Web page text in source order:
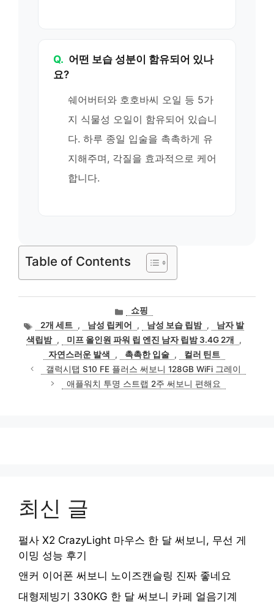
Q. 어떤 보습 성분이 함유되어 있나
요?
쉐어버터와 호호바씨 오일 등 5가
지 식물성 오일이 함유되어 있습니
다. 하루 종일 입술을 촉촉하게 유
지해주며, 각질을 효과적으로 케어
합니다.
Table of Contents
카
테
고
리
쇼핑
태
그
2개 세트 , 남성 립케어 , 남성 보습 립밤 ,
남자 발
색립밤 , 미프 올인원 파워 립 엔진 남자 립밤 3.4G 2개
,
자연스러운 발색
, 촉촉한 입술 ,
컬러 틴트
갤럭시탭 S10 FE 플러스 써보니 128GB WiFi 그레이
애플워치 투명 스트랩 2주 써보니 편해요
최신 글
펄사 X2 CrazyLight 마우스 한 달 써보니, 무선 게
이밍 성능 후기
앤커 이어폰 써보니 노이즈캔슬링 진짜 좋네요
대형제빙기 330KG 한 달 써보니 카페 얼음기계